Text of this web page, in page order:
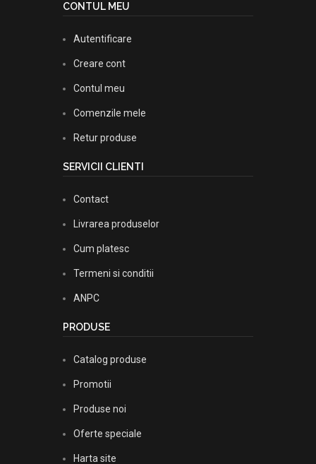
CONTUL MEU
Autentificare
Creare cont
Contul meu
Comenzile mele
Retur produse
SERVICII CLIENTI
Contact
Livrarea produselor
Cum platesc
Termeni si conditii
ANPC
PRODUSE
Catalog produse
Promotii
Produse noi
Oferte speciale
Harta site